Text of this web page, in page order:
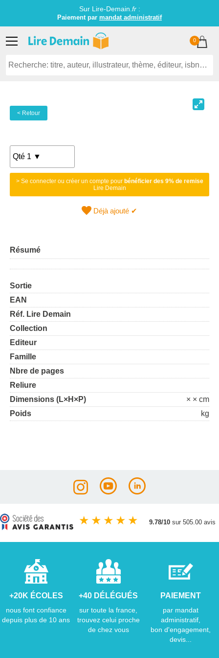
Sur Lire-Demain. fr:
Paiement par mandat administratif
0
< Retour
> Se connecter ou créer un compte pour bénéficier des 9% de remise
Lire Demain
Déjà ajouté ✔
Résumé
Sortie
EAN
Réf. Lire Demain
Collection
Editeur
Famille
Nbre de pages
Reliure
Dimensions (L×H×P)
× × cm
Poids
kg
★ ★ ★ ★ ★ 9.78/10 sur 505.00 avis
+20K ÉCOLES
nous font confiance
depuis plus de 10 ans
+40 DÉLÉGUÉS
sur toute la france,
trouvez celui proche
de chez vous
PAIEMENT
par mandat
administratif,
bon d'engagement,
devis...